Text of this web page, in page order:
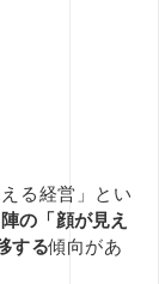
る経営」とい
の「顔が見え
する傾向があ